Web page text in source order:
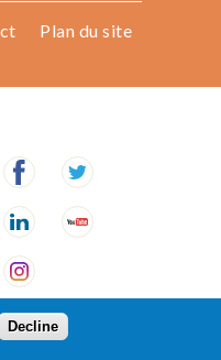
Plan du site
Decline